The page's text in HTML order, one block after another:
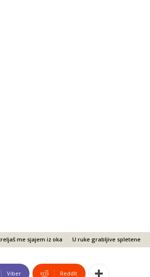
me sjajem iz oka U ruke grabljive spletene
Viber ReddIt